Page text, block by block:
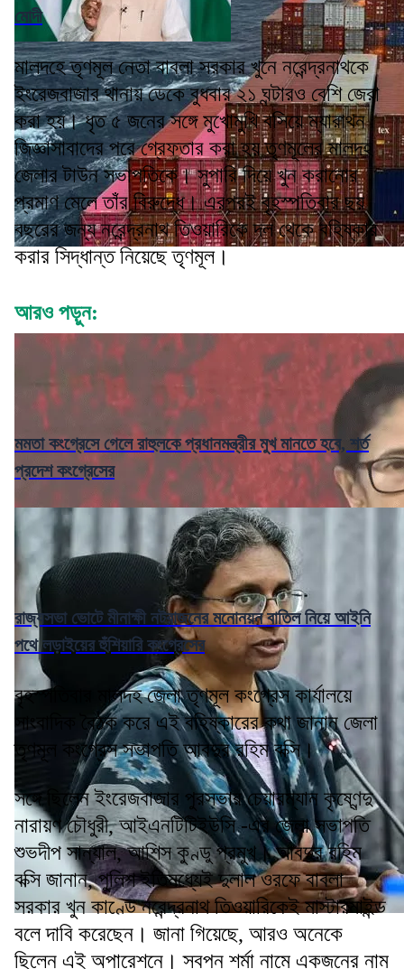
মোদী
মালদহে তৃণমূল নেতা বাবলা সরকার খুনে নরেন্দ্রনাথকে
ইংরেজবাজার থানায় ডেকে বুধবার ২১ ঘন্টারও বেশি জেরা
করা হয়। ধৃত ৫ জনের সঙ্গে মুখোমুখি বসিয়ে ম্যারাথন
জিজ্ঞাসাবাদের পরে গ্রেফতার করা হয় তৃণমূলের মালদহ
জেলার টাউন সভাপতিকে। সুপারি দিয়ে খুন করানোর
প্রমাণ মেলে তাঁর বিরুদ্ধে। এরপরই বৃহস্পতিবার ছয়
বছরের জন্য নরেন্দ্রনাথ তিওয়ারিকে দল থেকে বহিষ্কার
করার সিদ্ধান্ত নিয়েছে তৃণমূল।
আরও পড়ুন:
মমতা কংগ্রেসে গেলে রাহুলকে প্রধানমন্ত্রীর মুখ মানতে হবে, শর্ত
প্রদেশ কংগ্রেসের
রাজ্যসভা ভোটে মীনাক্ষী নটরাজনের মনোনয়ন বাতিল নিয়ে আইনি
পথে লড়াইয়ের হুঁশিয়ারি কংগ্রেসের
বৃহস্পতিবার মালদহ জেলা তৃণমূল কংগ্রেস কার্যালয়ে
সাংবাদিক বৈঠক করে এই বহিষ্কারের কথা জানান জেলা
তৃণমূল কংগ্রেস সভাপতি আবদুর রহিম বক্সি।
সঙ্গে ছিলেন ইংরেজবাজার পুরসভার চেয়ারম্যান কৃষ্ণেন্দু
নারায়ণ চৌধুরী, আইএনটিটিইউসি -এর জেলা সভাপতি
শুভদীপ সান্যাল, আশিস কুণ্ডু প্রমুখ। আবদুর রহিম
বক্সি জানান, পুলিশ ইতিমধ্যেই দুলাল ওরফে বাবলা
সরকার খুন কাণ্ডে নরেন্দ্রনাথ তিওয়ারিকেই মাস্টারমাইন্ড
বলে দাবি করেছেন। জানা গিয়েছে, আরও অনেকে
ছিলেন এই অপারেশনে। স্বপন শর্মা নামে একজনের নাম